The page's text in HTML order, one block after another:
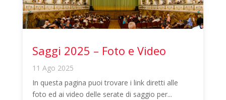
Saggi 2025 – Foto e Video
11 Ago 2025
In questa pagina puoi trovare i link diretti alle
foto ed ai video delle serate di saggio per...